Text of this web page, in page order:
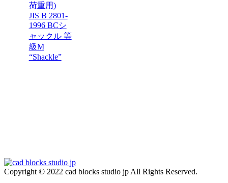
荷重用)
JIS B 2801-
1996 BCシ
ャックル 等
級M
“Shackle”
Copyright © 2022 cad blocks studio jp All Rights Reserved.